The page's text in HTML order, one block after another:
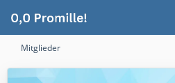
Mitglieder